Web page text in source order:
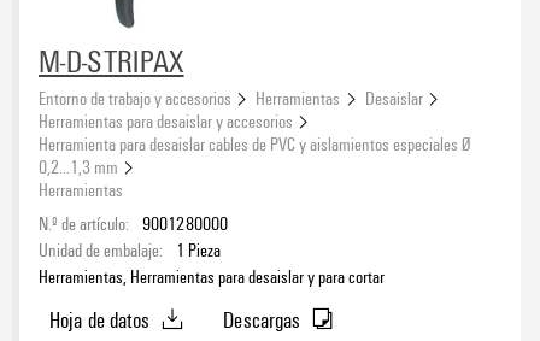
M-D-STRIPAX
Entorno de trabajo y accesorios Herramientas
Desaislar
Herramientas para desaislar y accesorios
Herramienta para desaislar cables de PVC y aislamientos especiales Ø
0,2...1,3 mm
Herramientas
N.º de artículo: 9001280000
Unidad de embalaje:
1 Pieza
Herramientas, Herramientas para desaislar y para cortar
Hoja de datos
Descargas